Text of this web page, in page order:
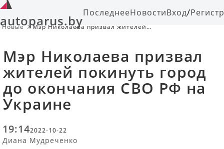
autoparus.byПоследнееНовостиВход/
Новые
Мэр Николаева призвал жителей
Мэр Николаева призвал
жителей покинуть город
до окончания СВО РФ на
Украине
19:142022-10-22
Диана Мудреченко